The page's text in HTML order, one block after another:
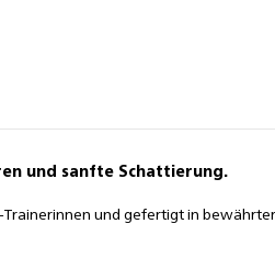
und sanfte Schattierung.
und gefertigt in